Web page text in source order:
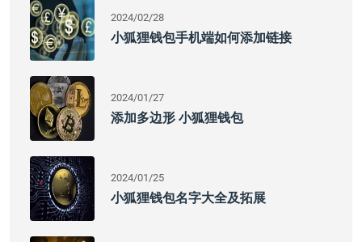
2024/02/28
小狐狸钱包手机端如何添加链接
2024/01/27
添加多边形 小狐狸钱包
2024/01/25
小狐狸钱包名字大全及拓展